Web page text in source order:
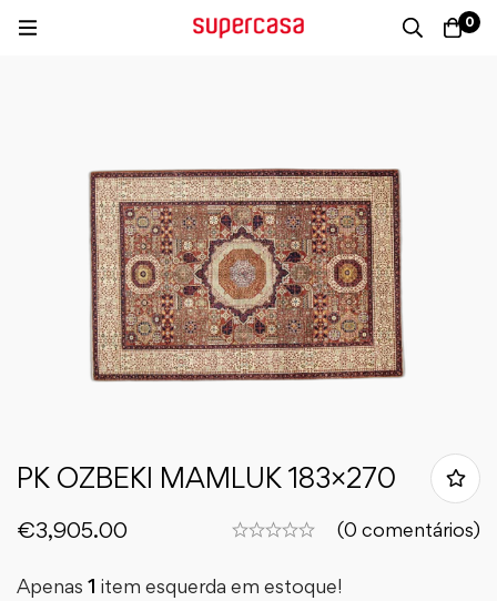
0
PK OZBEKI MAMLUK 183×270
€3,905.00 (0 comentários)
Apenas 1 item esquerda em estoque!